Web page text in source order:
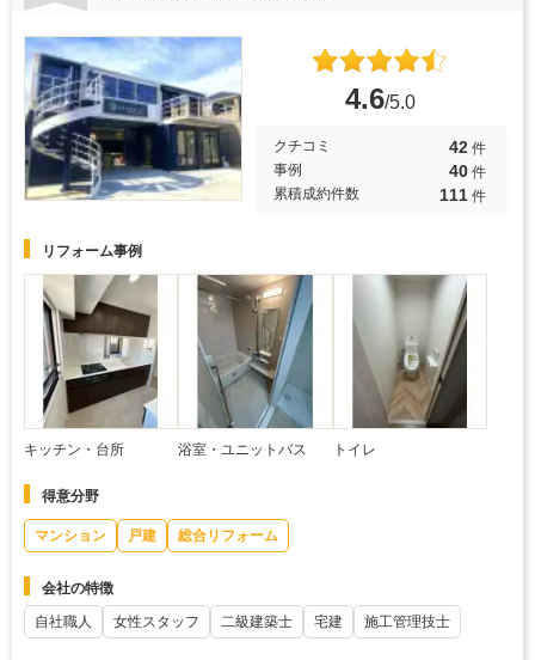
4.6/5.0
クチコミ 42 件
事例
40 件
累積成約件数
111 件
リフォーム事例
キッチン・台所 浴室・ユニットバス トイレ
得意分野
マンション 戸建 総合リフォーム
会社の特徴
自社職人
女性スタッフ 二級建築士 宅建 施工管理技士